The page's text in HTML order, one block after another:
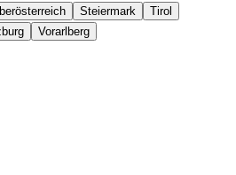
Steiermark
Tirol
Vorarlberg